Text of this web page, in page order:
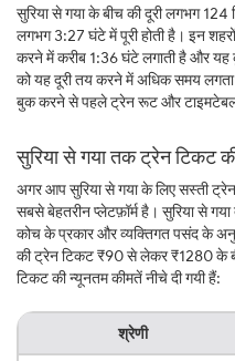
सुरिया से गया के बीच की दूरी लगभग 124
लगभग 3:27 घंटे में पूरी होती है। इन
करने में करीब 1:36 घंटे लगाती है और
को यह दूरी तय करने में अधिक समय
बुक करने से पहले ट्रेन रूट और
सुरिया से गया तक ट्रेन टिकट
अगर आप सुरिया से गया के लिए सस्ती
सबसे बेहतरीन प्लेटफ़ॉर्म है। सुरिया से
कोच के प्रकार और व्यक्तिगत पसंद के
की ट्रेन टिकट ₹90 से लेकर ₹1280 के
टिकट की न्यूनतम कीमतें नीचे दी गयी हैं:
श्रेणी